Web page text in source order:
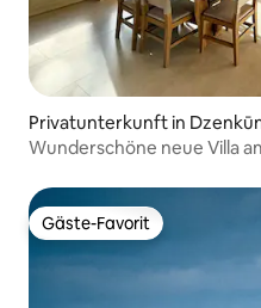
Privatunterkunft in
Wunderschöne neue Villa
Gäste-Favorit
Gäste-Favorit